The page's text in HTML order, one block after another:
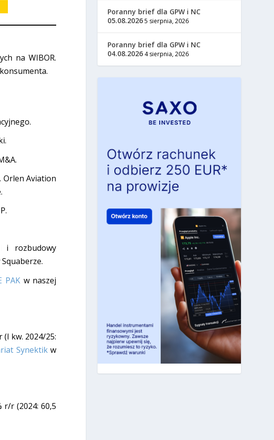
na WIBOR.
Orlen Aviation
i rozbudowy
Squaberze.
PAKw naszej
(I kw. 2024/25:
Synektikw
r/r (2024: 60,5
Poranny brief dla GPW i NC
05.08.20265 sierpnia, 2026
Poranny brief dla GPW i NC
04.08.2026 4 sierpnia, 2026